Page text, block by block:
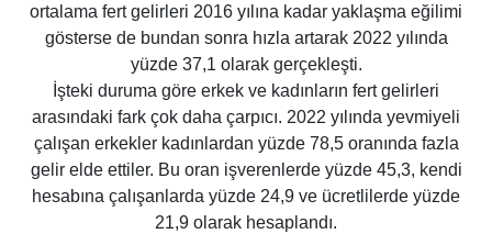
ortalama fert gelirleri 2016 yılına kadar yaklaşma eğilimi
gösterse de bundan sonra hızla artarak 2022 yılında
yüzde 37,1 olarak gerçekleşti.
İşteki duruma göre erkek ve kadınların fert gelirleri
arasındaki fark çok daha çarpıcı. 2022 yılında yevmiyeli
çalışan erkekler kadınlardan yüzde 78,5 oranında fazla
gelir elde ettiler. Bu oran işverenlerde yüzde 45,3, kendi
hesabına çalışanlarda yüzde 24,9 ve ücretlilerde yüzde
21,9 olarak hesaplandı.